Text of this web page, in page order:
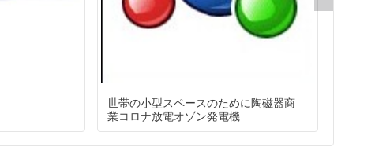
世帯の小型スペースのために陶磁器商
業コロナ放電オゾン発電機